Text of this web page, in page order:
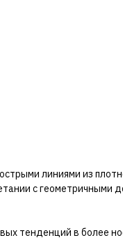
линиями из
с геометричными
тенденций в более